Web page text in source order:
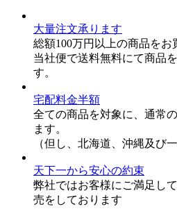
大量注文承ります
総額100万円以上の商品を
当社便で送料無料にて商品
す。
宅配料金半額
全ての商品を対象に、通常
ます。
（但し、北海道、沖縄及び
天下一から安心の約束
弊社ではお客様にご満足し
売をしております